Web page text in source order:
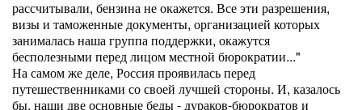
рассчитывали, бензина не окажется. Все эти разрешения,
визы и таможенные документы, организацией которых
занималась наша группа поддержки, окажутся
бесполезными перед лицом местной бюрократии..."
На самом же деле, Россия проявилась перед
путешественниками со своей лучшей стороны. И, казалось
бы, наши две основные беды - дураков-бюрократов и